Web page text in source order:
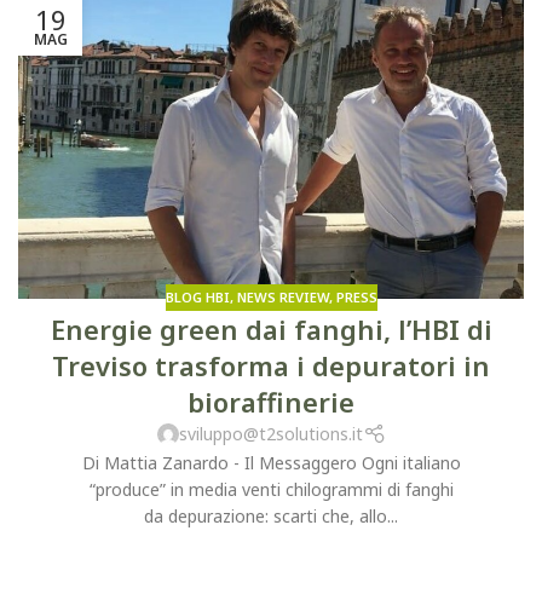
19
MAG
BLOG HBI, NEWS REVIEW, PRESS
Energie green dai fanghi, l’HBI di
Treviso trasforma i depuratori in
bioraffinerie
sviluppo@t2solutions.it
Di Mattia Zanardo - Il Messaggero Ogni italiano
“produce” in media venti chilogrammi di fanghi
da depurazione: scarti che, allo...